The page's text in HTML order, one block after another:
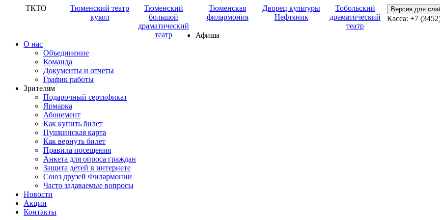
ТКТО
Тюменский театр
кукол
Тюменский
большой
драматический
театр
Тюменская
филармония
Дворец культуры
Нефтяник
Тобольский
драматический
театр
Версия для
Касса: +7
Афиша
О нас
Объединение
Команда
Документы и отчеты
График работы
Зрителям
Подарочный сертификат
Ярмарка
Абонемент
Как купить билет
Пушкинская карта
Как вернуть билет
Правила посещения
Анкета для опроса граждан
Защита детей в интернете
Союз друзей Филармонии
Часто задаваемые вопросы
Новости
Акции
Контакты